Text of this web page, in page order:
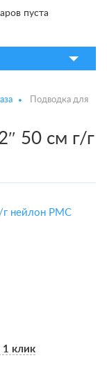
пуста
Подводка для
50 см г/г
1 клик